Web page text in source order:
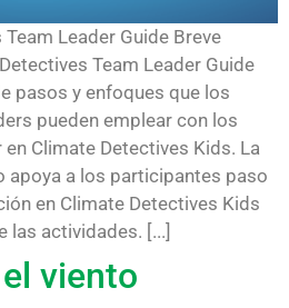
Leader Guide Breve
Team Leader Guide
pasos y enfoques que los
pueden emplear con los
Climate Detectives Kids. La
apoya a los participantes paso
en Climate Detectives Kids
las actividades. [...]
viento